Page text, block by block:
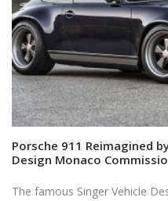
Read
Porsche 911 Reimagined
Design Monaco
The famous Singer Vehicle